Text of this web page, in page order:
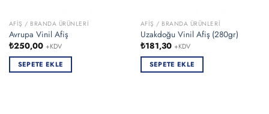
AFIŞ / BRANDA ÜRÜNLERI
Avrupa Vinil Afiş
₺250,00 +KDV
SEPETE EKLE
AFIŞ / BRANDA ÜRÜNLERI
Uzakdoğu Vinil Afiş (280gr)
₺181,30 +KDV
SEPETE EKLE